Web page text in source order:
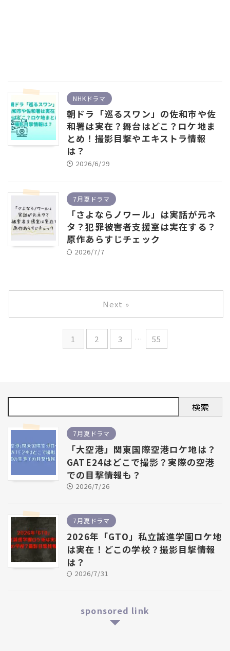
NHKドラマ
朝ドラ「巡るスワン」の佐和市や佐
和署は実在？舞台はどこ？ロケ地ま
とめ！撮影目撃やエキストラ情報
は？
2026/6/29
7月夏ドラマ
「さよならノワール」は実話が元ネ
タ？犯罪被害者支援室は実在する？
原作あらすじチェック
2026/7/7
1 2 3 … 55
Next »
検索
7月夏ドラマ
「大空港」関東国際空港ロケ地は？
GATE24はどこで撮影？実際の空港
での目撃情報も？
2026/7/26
7月夏ドラマ
2026年「GTO」私立誠進学園ロケ地
は実在！どこの学校？撮影目撃情報
は？
2026/7/31
sponsored link